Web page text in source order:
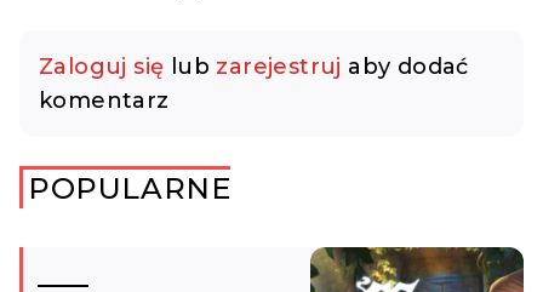
Zaloguj się lub zarejestruj aby dodać
komentarz
POPULARNE